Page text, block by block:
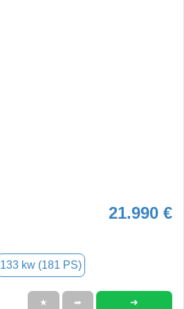
21.990 €
133 kw (181 PS)
★ ➦ ➜